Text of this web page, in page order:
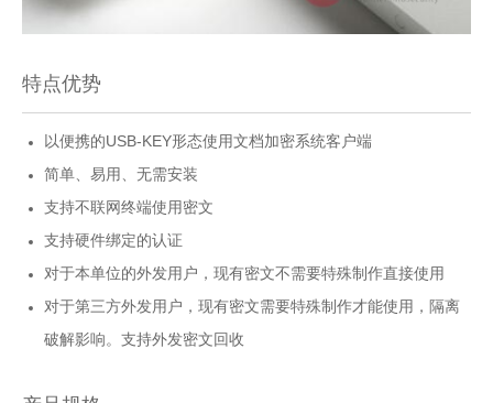
特点优势
以便携的USB-KEY形态使用文档加密系统客户端
简单、易用、无需安装
支持不联网终端使用密文
支持硬件绑定的认证
对于本单位的外发用户，现有密文不需要特殊制作直接使用
对于第三方外发用户，现有密文需要特殊制作才能使用，隔离
破解影响。支持外发密文回收